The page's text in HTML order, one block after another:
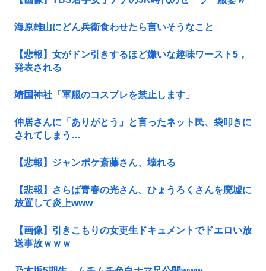
海原雄山にどん兵衛食わせたら言いそうなこと
【悲報】女がドン引きするほど嫌いな趣味ワースト5，
発表される
靖国神社「軍服のコスプレを禁止します」
仲居さんに「ありがとう」と言ったネット民、袋叩きに
されてしまう…
【悲報】ジャンポケ斎藤さん、壊れる
【悲報】さらば青春の光さん、ひょうろくさんを廃墟に
放置して炎上www
【画像】引きこもりの女更生ドキュメントでドエロい放
送事故ｗｗｗ